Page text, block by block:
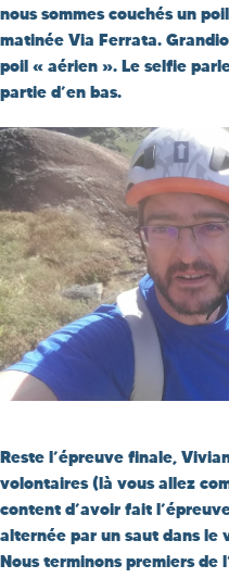
nous sommes couchés un
matinée Via Ferrata.
poil « aérien ». Le selfie
partie d’en bas.
Reste l’épreuve finale,
volontaires (là vous allez
content d’avoir fait
alternée par un saut dans le
Nous terminons premiers de